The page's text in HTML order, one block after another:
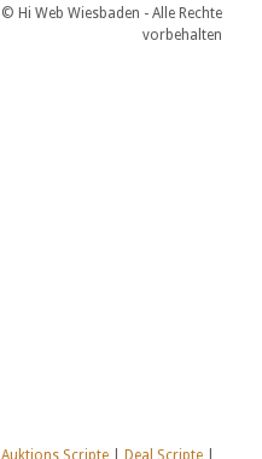
© Hi Web Wiesbaden - Alle Rechte
vorbehalten